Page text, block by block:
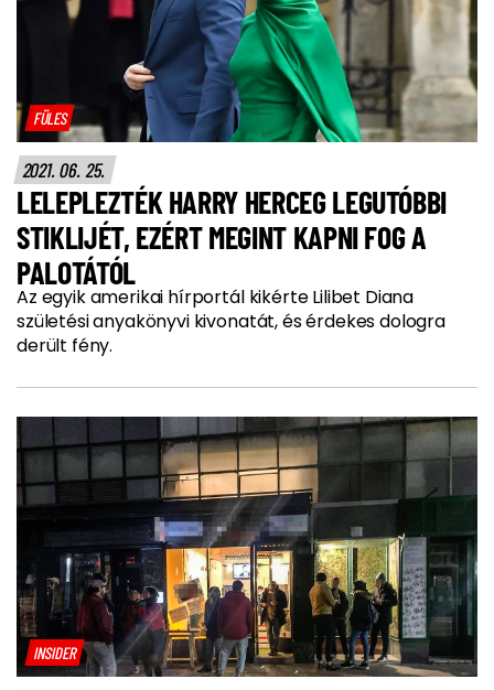
FÜLES
2021. 06. 25.
LELEPLEZTÉK HARRY HERCEG LEGUTÓBBI
STIKLIJÉT, EZÉRT MEGINT KAPNI FOG A
PALOTÁTÓL
Az egyik amerikai hírportál kikérte Lilibet Diana
születési anyakönyvi kivonatát, és érdekes dologra
derült fény.
INSIDER